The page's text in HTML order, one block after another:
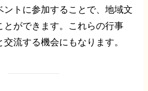
ントに参加することで、地域文
とができます。これらの行事
流する機会にもなります。